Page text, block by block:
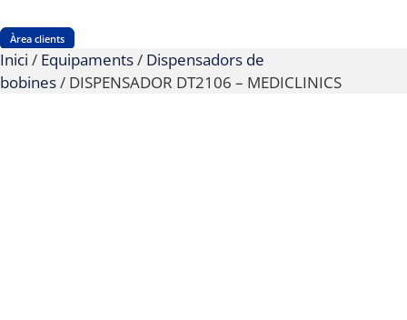
Àrea clients
Inici / Equipaments/ Dispensadors de
bobines/ DISPENSADOR DT2106 – MEDICLINICS